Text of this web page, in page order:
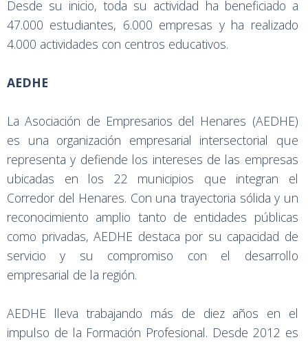
Desde su inicio, toda su actividad ha beneficiado a
47.000 estudiantes, 6.000 empresas y ha realizado
4.000 actividades con centros educativos.
AEDHE
La Asociación de Empresarios del Henares (AEDHE)
es una organización empresarial intersectorial que
representa y defiende los intereses de las empresas
ubicadas en los 22 municipios que integran el
Corredor del Henares. Con una trayectoria sólida y un
reconocimiento amplio tanto de entidades públicas
como privadas, AEDHE destaca por su capacidad de
servicio y su compromiso con el desarrollo
empresarial de la región.
AEDHE lleva trabajando más de diez años en el
impulso de la Formación Profesional. Desde 2012 es